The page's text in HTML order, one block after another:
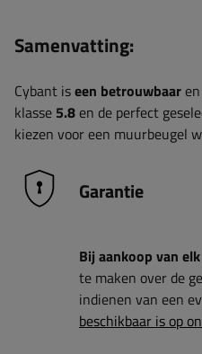
Samenvatting:
Cybant iseen betrouwbaar en
klasse 5.8 en de perfect
kiezen voor een muurbeugel
Garantie
Bij aankoop van
te maken over de
indienen van een
beschikbaar is op